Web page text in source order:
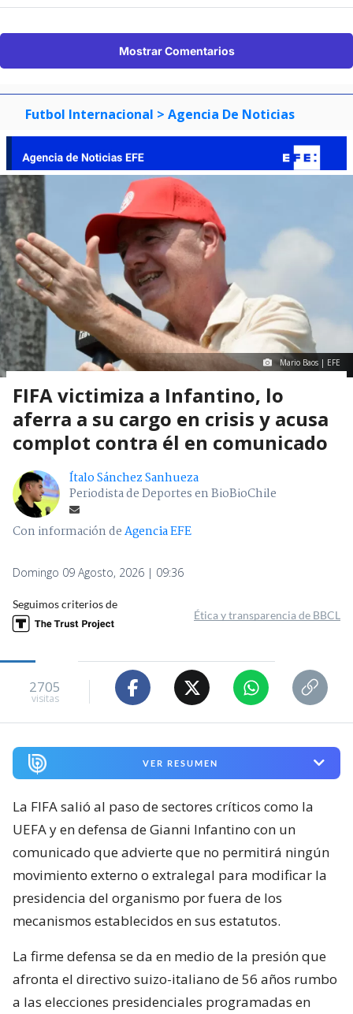
Mostrar Comentarios
Futbol Internacional > Agencia De Noticias
Mario Baos | EFE
FIFA victimiza a Infantino, lo
aferra a su cargo en crisis y acusa
complot contra él en comunicado
Ítalo Sánchez Sanhueza
Periodista de Deportes en BioBioChile
Con información deAgencia EFE
Domingo 09 Agosto, 2026 | 09:36
Seguimos criterios de
Ética y transparencia de BBCL
2705
visitas
VER RESUMEN
La FIFA salió al paso de sectores críticos como la
UEFA y en defensa de Gianni Infantino con un
comunicado que advierte que no permitirá ningún
movimiento externo o extralegal para modificar la
presidencia del organismo por fuera de los
mecanismos establecidos en sus estatutos.
La firme defensa se da en medio de la presión que
afronta el directivo suizo-italiano de 56 años rumbo
a las elecciones presidenciales programadas en